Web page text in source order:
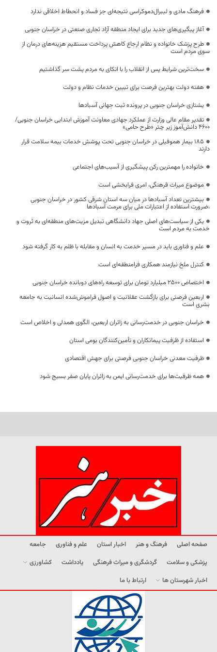
فرهنگ مادی و لیبرال‌دموکراسی نتیجه‌ای جز فساد و انحطاط اخلاقی ندارد
آغاز پیگیری‌های جدید برای ایجاد منطقه آزاد تجاری صنعتی در خراسان جنوبی
طرح پزشک خانواده و نظام ارجاع کاهش پرداخت مستقیم هزینه‌های درمان از
سوی مردم است
سخت‌ترین شرایط پس از انقلاب را با اتکای به مردم پشت سر گذاشتیم
هفته دولت بهترین فرصت برای تبیین خدمات نظام و دولت
یشتازی خراسان جنوبی در پرونده ثبت جهانی آسبادها
تقدیر مقام عالی وزارت از عملکرد جهادی معاونت آموزش ابتدایی خراسان جنوبی/
۴۶۰۰ دانش‌آموز زیر چتر «طرح حامی»
۱۸۵ بیمار هموفیلی در خراسان جنوبی تحت پوشش خدمات بیمه سلامت قرار
دارند
خانواده را مهمترین رکن پیشگیری از آسیب‌های اجتماعی
موضوع میراث فرهنگی، امری فرابخشی است
بیشترین تعداد آسبادها در میان سه استان شرقی کشور در خراسان جنوبی
،ضرورت استفاده از اعتبارات ملی برای مرمت آسبادها
یکی از سیاست‌های اصلی جهاد دانشگاهی تبدیل مزیت‌های منطقه‌ای به ثروت و
خدمت به مردم است
علم و فناوری باید در مسیر خدمت به انسان و مقابله با ظلم به کار گرفته شود
کنترل ملخ نیازمند همکاری فرامنطقه‌ای است
اختصاص 2500 میلیارد تومان برای توسعه راه‌های دوبانده خراسان جنوبی
اربعین فرصتی برای بازگشت عقلانیت و اصول فراموش‌شده انسانیت به جامعه
بشری است
خراسان جنوبی در خدمت‌رسانی به زائران اربعین، الگوی همدلی و اخلاص است
استفاده از ظرفیت پیمانکاران و تأمین‌کنندگان بومی استان
ظرفیت معدنی خراسان جنوبی فرصتی برای جهش اقتصادی
همه ظرفیت‌ها برای خدمت‌رسانی ایمن به زائران پایان صفر بسیج شود
صفحه اصلی فرهنگ و هنر اخبار استان علم و فناوری
جامعه
پزشکی و سلامت
گردشگری و میراث فرهنگی یادداشت
کشاورزی
اخبار شهرستان ها
ارتباط با ما